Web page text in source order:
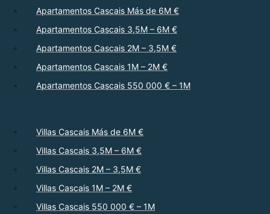
Apartamentos Cascais Más de 6M €
Apartamentos Cascais 3,5M – 6M €
Apartamentos Cascais 2M – 3,5M €
Apartamentos Cascais 1M – 2M €
Apartamentos Cascais 550 000 € – 1M
Villas Cascais Más de 6M €
Villas Cascais 3,5M – 6M €
Villas Cascais 2M – 3,5M €
Villas Cascais 1M – 2M €
Villas Cascais 550 000 € – 1M